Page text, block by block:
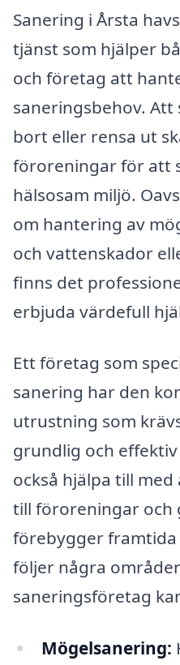
Sanering i Årsta
tjänst som hjälper
och företag att
saneringsbehov.
bort eller rensa ut
föroreningar för att
hälsosam miljö.
om hantering av
och vattenskador
finns det
erbjuda värdefull
Ett företag som
sanering har den
utrustning som
grundlig och
också hjälpa till
till föroreningar och
förebygger
följer några
saneringsföretag
Mögelsanering: